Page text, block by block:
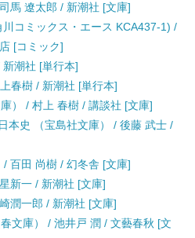
馬 遼太郎 / 新潮社 [文庫]
コミックス・エース KCA437-1) /
[コミック]
潮社 [単行本]
春樹 / 新潮社 [単行本]
） / 村上 春樹 / 講談社 [文庫]
本史 （宝島社文庫） / 後藤 武士 /
百田 尚樹 / 幻冬舎 [文庫]
新一 / 新潮社 [文庫]
潤一郎 / 新潮社 [文庫]
文庫） / 池井戸 潤 / 文藝春秋 [文